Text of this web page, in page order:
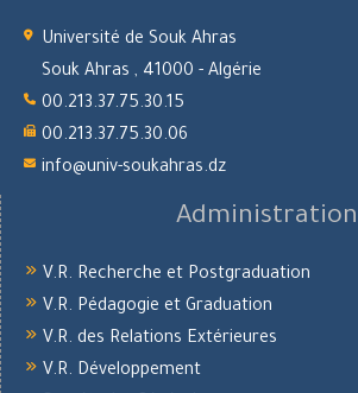
Université de Souk Ahras
Souk Ahras , 41000 - Algérie
00.213.37.75.30.15
00.213.37.75.30.06
info@univ-soukahras.dz
Administration
V.R. Recherche et Postgraduation
V.R. Pédagogie et Graduation
V.R. des Relations Extérieures
V.R. Développement